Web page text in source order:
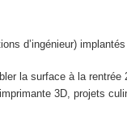
d’ingénieur)
la surface à la
3D, projets